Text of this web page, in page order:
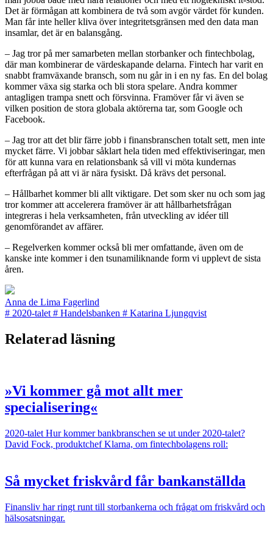
Det är förmågan att kombinera de två som avgör värdet för kunden.
Man får inte heller kliva över integritetsgränsen med den data man
insamlar, det är en balansgång.
– Jag tror på mer samarbeten mellan storbanker och fintechbolag,
där man kombinerar de värdeskapande delarna. Fintech har varit en
snabbt framväxande bransch, som nu går in i en ny fas. En del bolag
kommer växa sig starka och bli stora spelare. Andra kommer
antagligen trampa snett och försvinna. Framöver får vi även se
vilken position de stora globala aktörerna tar, som Google och
Facebook.
– Jag tror att det blir färre jobb i finansbranschen totalt sett, men inte
mycket färre. Vi jobbar såklart hela tiden med effektiviseringar, men
för att kunna vara en relationsbank så vill vi möta kundernas
efterfrågan på att vi är nära fysiskt. Då krävs det personal.
– Hållbarhet kommer bli allt viktigare. Det som sker nu och som jag
tror kommer att accelerera framöver är att hållbarhetsfrågan
integreras i hela verksamheten, från utveckling av idéer till
genomförandet av affärer.
– Regelverken kommer också bli mer omfattande, även om de
kanske inte kommer i den tsunamiliknande form vi upplevt de sista
åren.
Anna de Lima Fagerlind
# 2020-talet # Handelsbanken # Katarina Ljungqvist
Relaterad läsning
»Vi kommer gå mot allt mer
specialisering«
2020-talet Hur kommer bankbranschen se ut under 2020-talet?
David Fock, produktchef Klarna, om fintech­bolagens roll:
Så mycket friskvård får bankanställda
Finansliv har ringt runt till storbankerna och frågat om friskvård och
hälsosatsningar.